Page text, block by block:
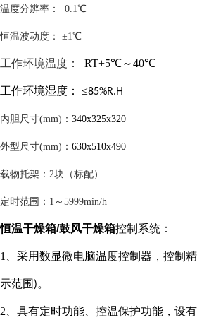
温度分辨率 ： 0.1℃
恒温波动度 ： ±1℃
工作环境温度： RT+5℃～40℃
工作环境湿度 ： ≤85%R.H
内胆尺寸(mm) ： 340x325x320
外型尺寸(mm) ： 630x510x490
载物托架 ： 2块（标配）
定时范围 ： 1～ 5999min/h
恒温干燥箱/鼓风干燥箱控制系统 ：
1、 采用数显微电脑温度控制器，控制
示范围 )。
2、 具有定时功能、控温保护功能，设有